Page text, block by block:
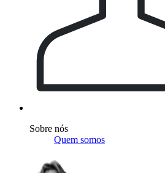
Sobre nós
Quem somos